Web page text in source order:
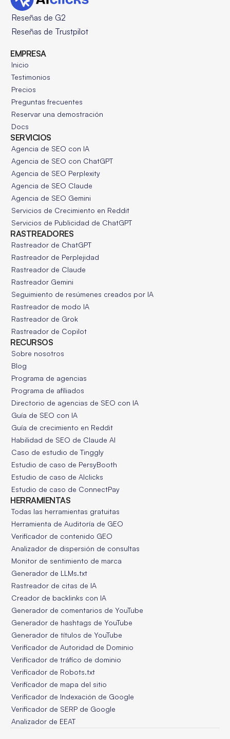
Reseñas de G2
Reseñas de Trustpilot
EMPRESA
Inicio
Testimonios
Precios
Preguntas frecuentes
Reservar una demostración
Docs
SERVICIOS
Agencia de SEO con IA
Agencia de SEO con ChatGPT
Agencia de SEO Perplexity
Agencia de SEO Claude
Agencia de SEO Gemini
Servicios de Crecimiento en Reddit
Servicios de Publicidad de ChatGPT
RASTREADORES
Rastreador de ChatGPT
Rastreador de Perplejidad
Rastreador de Claude
Rastreador Gemini
Seguimiento de resúmenes creados por IA
Rastreador de modo IA
Rastreador de Grok
Rastreador de Copilot
RECURSOS
Sobre nosotros
Blog
Programa de agencias
Programa de afiliados
Directorio de agencias de SEO con IA
Guía de SEO con IA
Guía de crecimiento en Reddit
Habilidad de SEO de Claude AI
Caso de estudio de Tinggly
Estudio de caso de PersyBooth
Estudio de caso de AIclicks
Estudio de caso de ConnectPay
HERRAMIENTAS
Todas las herramientas gratuitas
Herramienta de Auditoría de GEO
Verificador de contenido GEO
Analizador de dispersión de consultas
Monitor de sentimiento de marca
Generador de LLMs.txt
Rastreador de citas de IA
Creador de backlinks con IA
Generador de comentarios de YouTube
Generador de hashtags de YouTube
Generador de títulos de YouTube
Verificador de Autoridad de Dominio
Verificador de tráfico de dominio
Verificador de Robots.txt
Verificador de mapa del sitio
Verificador de Indexación de Google
Verificador de SERP de Google
Analizador de EEAT